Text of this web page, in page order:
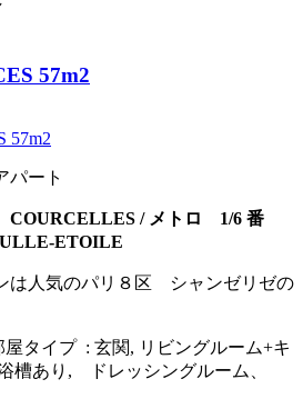
57m2
ート
/ メトロ 1/6 番
ETOILE
は人気のパリ８区 シャンゼリゼの
タイプ : 玄関, リビングルーム+キ
あり, ドレッシングルーム、